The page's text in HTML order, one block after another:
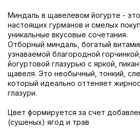
Миндаль в щавелевом йогурте -
настоящих гурманов и смелых
уникальные вкусовые сочетания.
Отборный миндаль, богатый
узнаваемой благородной
йогуртовой глазурью с яркой,
щавеля. Это необычный, тонкий,
который идеально оттеняет
глазури.
Цвет формируется за счет
(сушеных) ягод и трав